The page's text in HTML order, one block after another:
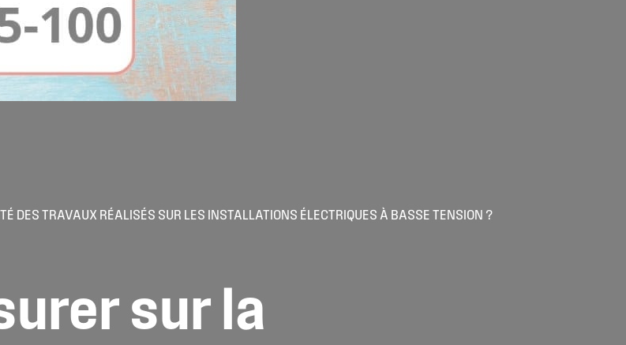
DES TRAVAUX RÉALISÉS SUR LES INSTALLATIONS ÉLECTRIQUES À BASSE TENSION ?
sur la